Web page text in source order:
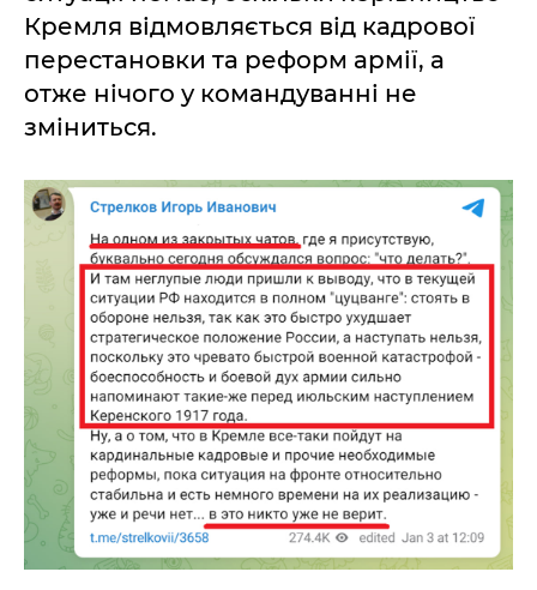
Кремля відмовляється від кадрової
перестановки та реформ армії, а
отже нічого у командуванні не
зміниться.